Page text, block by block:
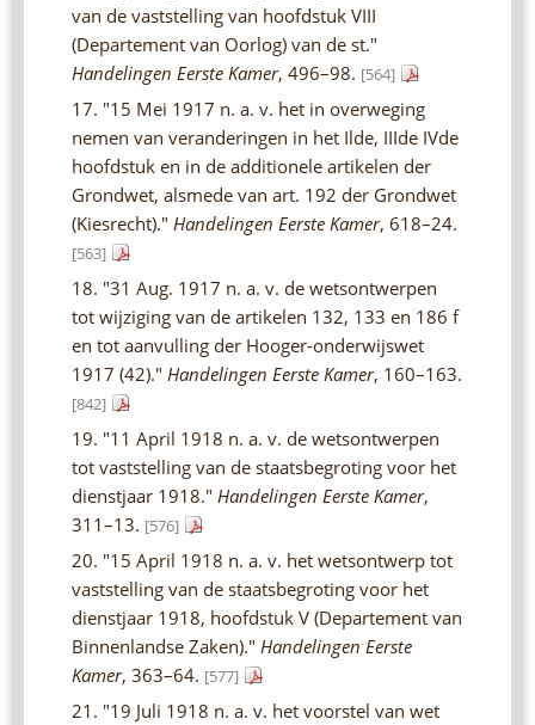
van de vaststelling van hoofdstuk VIII
(Departement van Oorlog) van de st."
Handelingen Eerste Kamer, 496–98. [564]
17. "15 Mei 1917 n. a. v. het in overweging
nemen van veranderingen in het Ilde, IIIde IVde
hoofdstuk en in de additionele artikelen der
Grondwet, alsmede van art. 192 der Grondwet
(Kiesrecht)." Handelingen Eerste Kamer, 618–24.
[563]
18. "31 Aug. 1917 n. a. v. de wetsontwerpen
tot wijziging van de artikelen 132, 133 en 186 f
en tot aanvulling der Hooger-onderwijswet
1917 (42)." Handelingen Eerste Kamer, 160–163.
[842]
19. "11 April 1918 n. a. v. de wetsontwerpen
tot vaststelling van de staatsbegroting voor het
dienstjaar 1918." Handelingen Eerste Kamer,
311–13. [576]
20. "15 April 1918 n. a. v. het wetsontwerp tot
vaststelling van de staatsbegroting voor het
dienstjaar 1918, hoofdstuk V (Departement van
Binnenlandse Zaken)." Handelingen Eerste
Kamer, 363–64. [577]
21. "19 Juli 1918 n. a. v. het voorstel van wet